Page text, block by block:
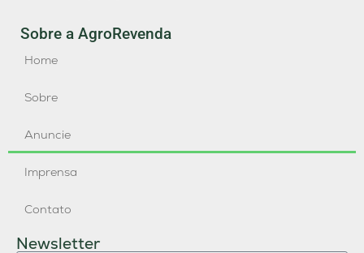
Sobre a AgroRevenda
Home
Sobre
Anuncie
Imprensa
Contato
Newsletter